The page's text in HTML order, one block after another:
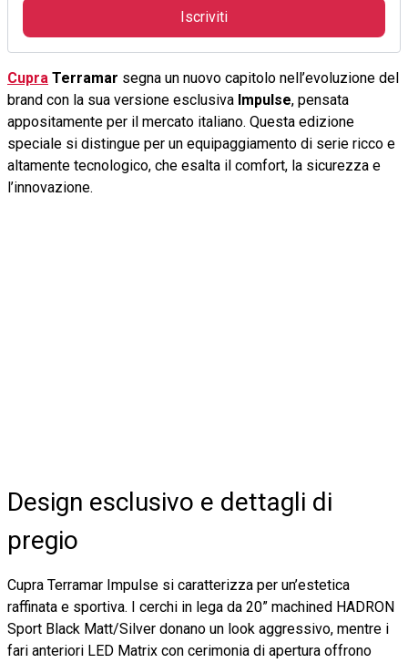
Iscriviti
Cupra Terramar segna un nuovo capitolo nell’evoluzione del
brand con la sua versione esclusiva Impulse, pensata
appositamente per il mercato italiano. Questa edizione
speciale si distingue per un equipaggiamento di serie ricco e
altamente tecnologico, che esalta il comfort, la sicurezza e
l’innovazione.
Design esclusivo e dettagli di
pregio
Cupra Terramar Impulse si caratterizza per un’estetica
raffinata e sportiva. I cerchi in lega da 20” machined HADRON
Sport Black Matt/Silver donano un look aggressivo, mentre i
fari anteriori LED Matrix con cerimonia di apertura offrono